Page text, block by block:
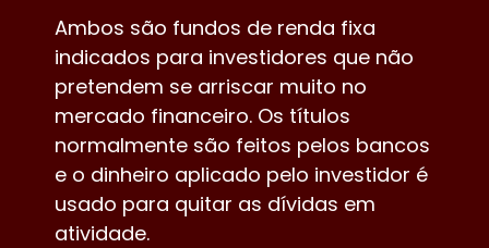
Ambos são fundos de renda fixa
indicados para investidores que não
pretendem se arriscar muito no
mercado financeiro. Os títulos
normalmente são feitos pelos bancos
e o dinheiro aplicado pelo investidor é
usado para quitar as dívidas em
atividade.